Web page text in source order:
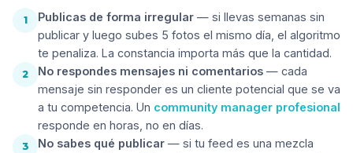
1 Publicas de forma irregular — si llevas semanas sin
publicar y luego subes 5 fotos el mismo día, el algoritmo
te penaliza. La constancia importa más que la cantidad.
2 No respondes mensajes ni comentarios — cada
mensaje sin responder es un cliente potencial que se va
a tu competencia. Un community manager profesional
responde en horas, no en días.
3 No sabes qué publicar — si tu feed es una mezcla